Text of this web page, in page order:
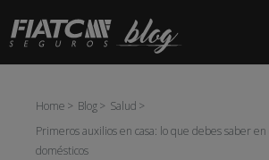
Saltar al contenido principal
Home Blog
Salud
Primeros auxilios en casa: lo que debes saber en
domésticos